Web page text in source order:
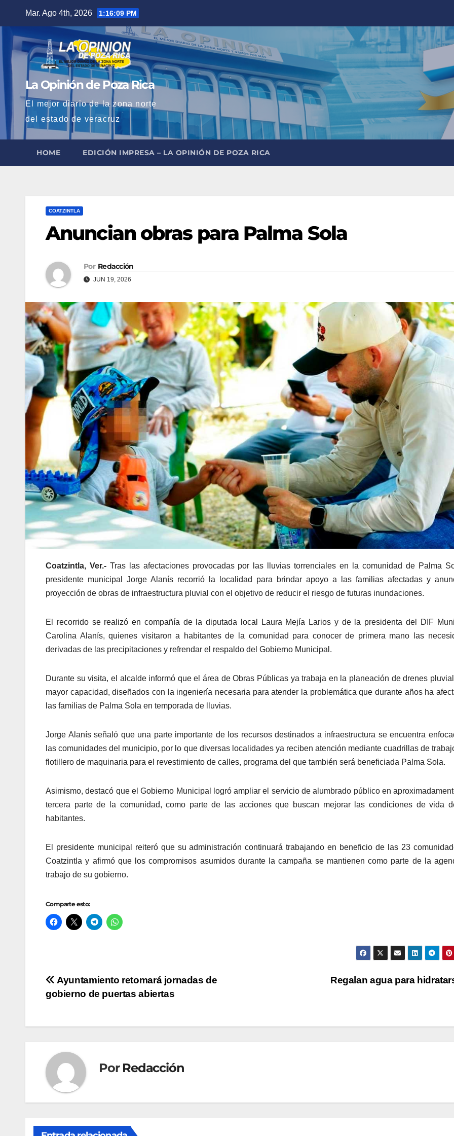
contenido
Mar. Ago 4th, 2026 1:16:10 PM
La Opinión de Poza Rica
El mejor diario de la zona norte
del estado de veracruz
HOME EDICIÓN IMPRESA – LA OPINIÓN DE POZA RICA
COATZINTLA
Anuncian obras para Palma Sola
Por Redacción
JUN 19, 2026
Coatzintla, Ver.-Tras las afectaciones provocadas por las lluvias torrenciales en la comunidad de Palma
presidente municipal Jorge Alanís recorrió la localidad para brindar apoyo a las familias afectadas y
proyección de obras de infraestructura pluvial con el objetivo de reducir el riesgo de futuras inundaciones.
El recorrido se realizó en compañía de la diputada local Laura Mejía Larios y de la presidenta del DIF
Carolina Alanís, quienes visitaron a habitantes de la comunidad para conocer de primera mano las
derivadas de las precipitaciones y refrendar el respaldo del Gobierno Municipal.
Durante su visita, el alcalde informó que el área de Obras Públicas ya trabaja en la planeación de drenes
mayor capacidad, diseñados con la ingeniería necesaria para atender la problemática que durante años ha
las familias de Palma Sola en temporada de lluvias.
Jorge Alanís señaló que una parte importante de los recursos destinados a infraestructura se encuentra
las comunidades del municipio, por lo que diversas localidades ya reciben atención mediante cuadrillas de
flotillero de maquinaria para el revestimiento de calles, programa del que también será beneficiada Palma Sola.
Asimismo, destacó que el Gobierno Municipal logró ampliar el servicio de alumbrado público en
tercera parte de la comunidad, como parte de las acciones que buscan mejorar las condiciones de vida
habitantes.
El presidente municipal reiteró que su administración continuará trabajando en beneficio de las 23
Coatzintla y afirmó que los compromisos asumidos durante la campaña se mantienen como parte de la
trabajo de su gobierno.
Comparte esto:
Navegación
de
entradas
Regalan agua para
Ayuntamiento retomará jornadas de
gobierno de puertas abiertas
Por Redacción